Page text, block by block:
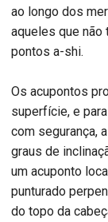
ao longo dos
aqueles que
pontos a-shi.
Os acupontos
superfície, e
com segurança,
graus de
um acuponto
punturado
do topo da